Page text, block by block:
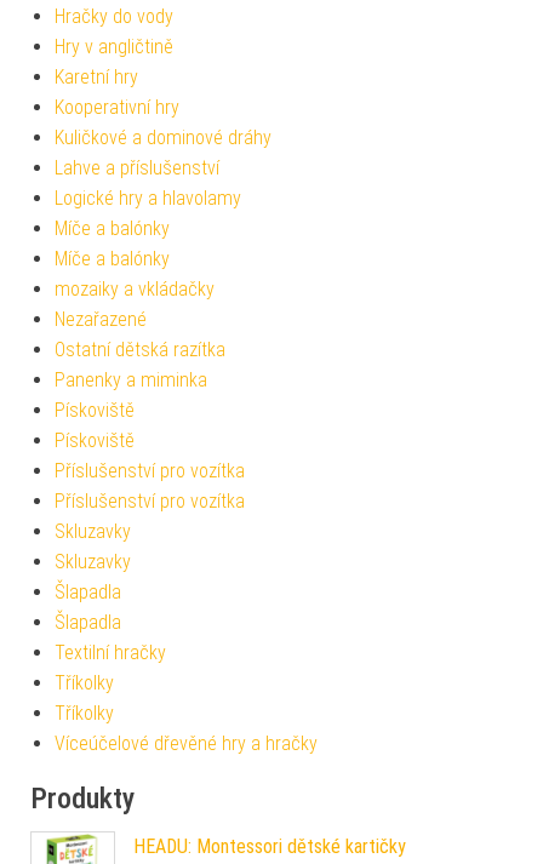
Hračky do vody
Hry v angličtině
Karetní hry
Kooperativní hry
Kuličkové a dominové dráhy
Lahve a příslušenství
Logické hry a hlavolamy
Míče a balónky
Míče a balónky
mozaiky a vkládačky
Nezařazené
Ostatní dětská razítka
Panenky a miminka
Pískoviště
Pískoviště
Příslušenství pro vozítka
Příslušenství pro vozítka
Skluzavky
Skluzavky
Šlapadla
Šlapadla
Textilní hračky
Tříkolky
Tříkolky
Víceúčelové dřevěné hry a hračky
Produkty
HEADU: Montessori dětské kartičky